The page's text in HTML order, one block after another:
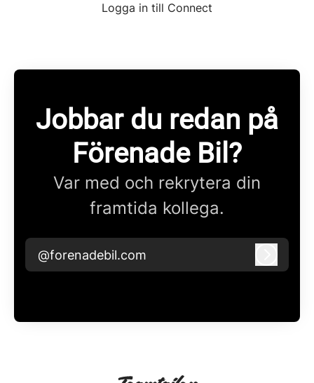
Logga in till Connect
Jobbar du redan på
Förenade Bil?
Var med och rekrytera din
framtida kollega.
@forenadebil.com